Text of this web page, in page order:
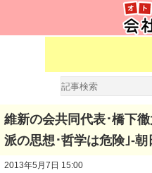
維新の会共同代表･橋下
派の思想･哲学は危険｣-
2013年5月7日 15:00